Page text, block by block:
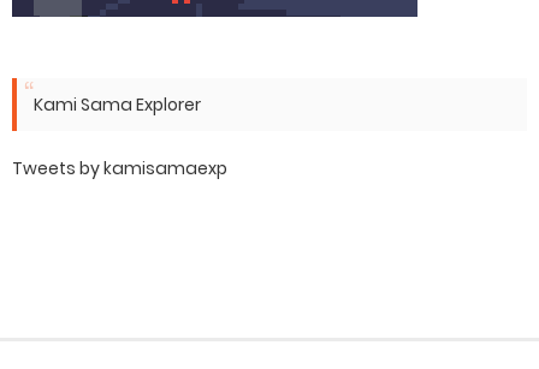
Kami Sama Explorer
Tweets by kamisamaexp